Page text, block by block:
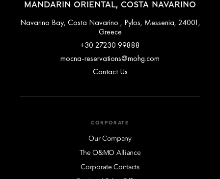
MANDARIN ORIENTAL, COSTA NAVARINO
Navarino Bay, Costa Navarino , Pylos, Messenia, 24001,
Greece
+30 27230 99888
mocna-reservations@mohg.com
Contact Us
CORPORATE
Our Company
The O&MO Alliance
Corporate Contacts